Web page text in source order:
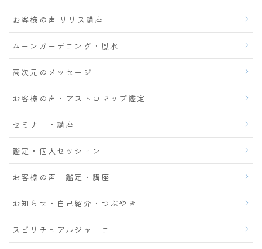
お客様の声 リリス講座
ムーンガーデニング・風水
高次元のメッセージ
お客様の声・アストロマップ鑑定
セミナー・講座
鑑定・個人セッション
お客様の声 鑑定・講座
お知らせ・自己紹介・つぶやき
スピリチュアルジャーニー